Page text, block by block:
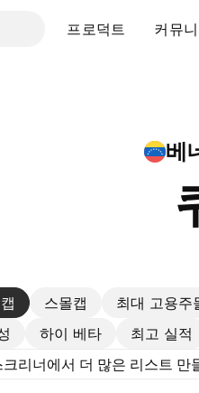
프로덕트 커뮤
베
스몰캡 최대 고용주
하이 베타 최고 실적
크리너에서 더 많은 리스트 만